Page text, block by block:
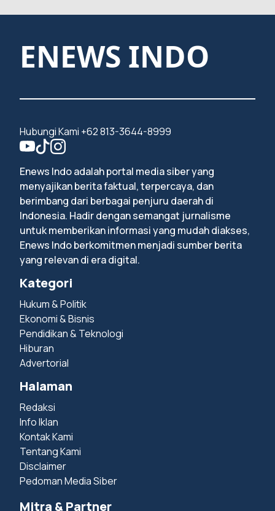
ENEWS INDO
Hubungi Kami +62 813-3644-8999
Enews Indo adalah portal media siber yang
menyajikan berita faktual, terpercaya, dan
berimbang dari berbagai penjuru daerah di
Indonesia. Hadir dengan semangat jurnalisme
untuk memberikan informasi yang mudah diakses,
Enews Indo berkomitmen menjadi sumber berita
yang relevan di era digital.
Kategori
Hukum & Politik
Ekonomi & Bisnis
Pendidikan & Teknologi
Hiburan
Advertorial
Halaman
Redaksi
Info Iklan
Kontak Kami
Tentang Kami
Disclaimer
Pedoman Media Siber
Mitra & Partner